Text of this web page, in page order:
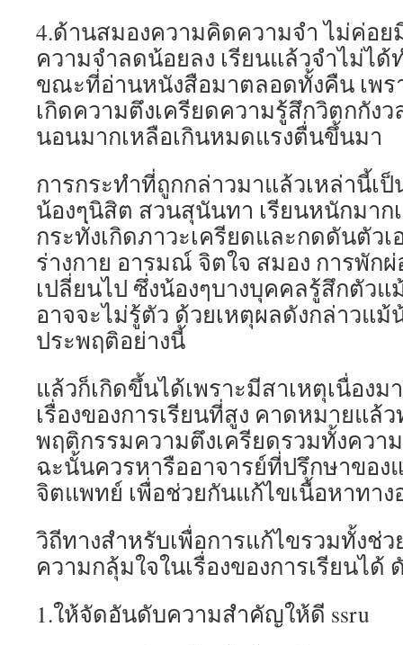
4.ด้านสมองความคิดความจำ ไม่ค่อย
ความจำลดน้อยลง เรียนแล้วจำไม่ไ
ขณะที่อ่านหนังสือมาตลอดทั้งคืน เพร
เกิดความตึงเครียดความรู้สึกวิตกกัง
นอนมากเหลือเกินหมดแรงตื่นขึ้นมา
การกระทำที่ถูกกล่าวมาแล้วเหล่านี้
น้องๆนิสิต สวนสุนันทา เรียนหนักมาก
กระทั่งเกิดภาวะเครียดและกดดันตัว
ร่างกาย อารมณ์ จิตใจ สมอง การพัก
เปลี่ยนไป ซึ่งน้องๆบางบุคคลรู้สึกตัว
อาจจะไม่รู้ตัว ด้วยเหตุผลดังกล่าวแ
ประพฤติอย่างนี้
แล้วก็เกิดขึ้นได้เพราะมีสาเหตุเนื่องม
เรื่องของการเรียนที่สูง คาดหมายแล้
พฤติกรรมความตึงเครียดรวมทั้งควา
ฉะนั้นควรหารืออาจารย์ที่ปรึกษาขอ
จิตแพทย์ เพื่อช่วยกันแก้ไขเนื้อหาทา
วิถีทางสำหรับเพื่อการแก้ไขรวมทั้งช่
ความกลุ้มใจในเรื่องของการเรียนได้
1.ให้จัดอันดับความสำคัญให้ดี ssru